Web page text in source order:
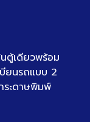
ตู้เดียวพร้อม
ยนรถแบบ 2
ระดาษพิมพ์